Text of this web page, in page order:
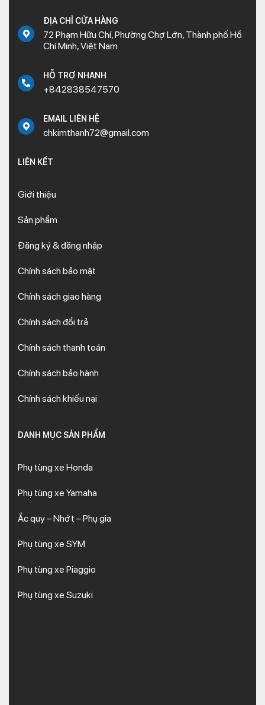
ĐỊA CHỈ CỬA HÀNG
72 Phạm Hữu Chí, Phường Chợ Lớn, Thành phố Hồ
Chí Minh, Việt Nam
HỖ TRỢ NHANH
+842838547570
EMAIL LIÊN HỆ
chkimthanh72@gmail.com
LIÊN KẾT
Giới thiệu
Sản phẩm
Đăng ký & đăng nhập
Chính sách bảo mật
Chính sách giao hàng
Chính sách đổi trả
Chính sách thanh toán
Chính sách bảo hành
Chính sách khiếu nại
DANH MỤC SẢN PHẨM
Phụ tùng xe Honda
Phụ tùng xe Yamaha
Ắc quy – Nhớt – Phụ gia
Phụ tùng xe SYM
Phụ tùng xe Piaggio
Phụ tùng xe Suzuki